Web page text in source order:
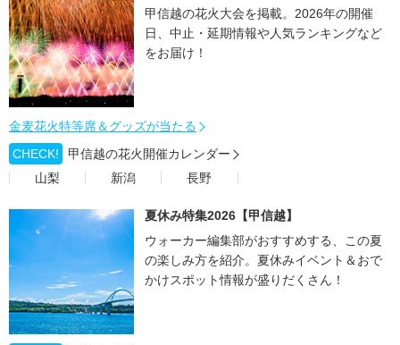
甲信越の花火大会を掲載。2026年の開催
日、中止・延期情報や人気ランキングなど
をお届け！
金麦花火特等席＆グッズが当たる
CHECK!
甲信越の花火開催カレンダー
山梨
新潟 長野
夏休み特集2026【甲信越】
ウォーカー編集部がおすすめする、この夏
の楽しみ方を紹介。夏休みイベント＆おで
かけスポット情報が盛りだくさん！